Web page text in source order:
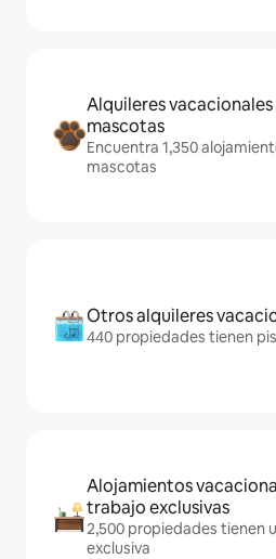
Alquileres
mascotas
Encuentra 1,350
mascotas
Otros alquileres
440 propiedades tienen
Alojamientos
trabajo exclusivas
2,500 propiedades tienen
exclusiva